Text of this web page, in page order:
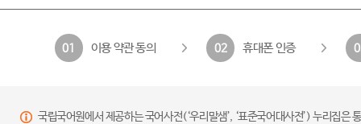
01 이용 약관 동의 02 휴대폰 인증
국립국어원에서 제공하는 국어사전(‘우리말샘’, ‘표준국어대사전’) 누리집